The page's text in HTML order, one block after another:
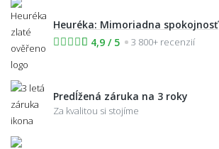
Heuréka: Mimoriadna spokojnosť
4,9 / 5
3 800+ recenzií
Predĺžená záruka na 3 roky
Za kvalitou si stojíme